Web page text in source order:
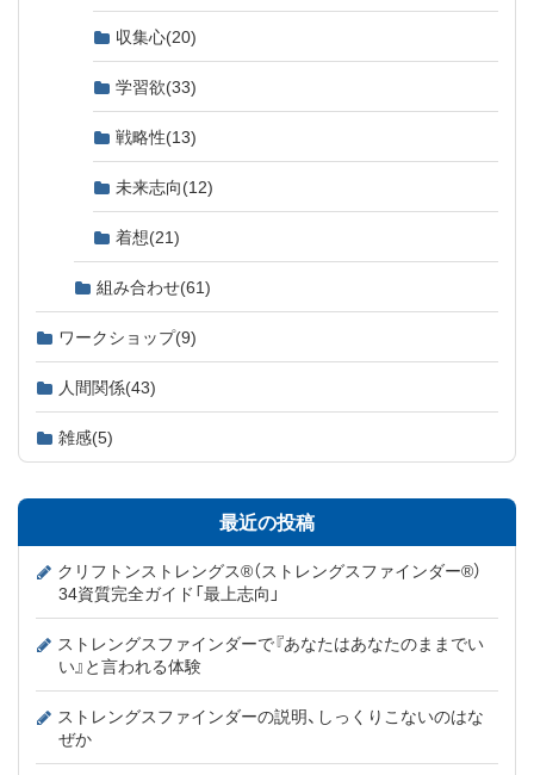
収集心(20)
学習欲(33)
戦略性(13)
未来志向(12)
着想(21)
組み合わせ(61)
ワークショップ(9)
人間関係(43)
雑感(5)
最近の投稿
クリフトンストレングス®（ストレングスファインダー®）
34資質完全ガイド「最上志向」
ストレングスファインダーで『あなたはあなたのままでい
い』と言われる体験
ストレングスファインダーの説明、しっくりこないのはな
ぜか